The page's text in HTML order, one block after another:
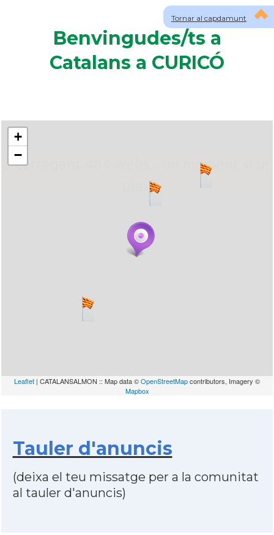
Tornar al capdamunt
Benvingudes/ts a
Catalans a CURICÓ
... carregant 484 webs... un moment si us
plau
+
−
Leaflet | CATALANSALMON :: Map data ©OpenStreetMapcontributors, Imagery ©
Mapbox
Tauler d'anuncis
(deixa el teu missatge per a la comunitat
al tauler d'anuncis)